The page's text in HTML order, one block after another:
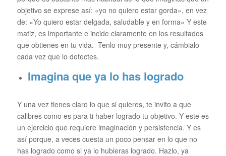
objetivo se exprese así: «yo no quiero estar gorda», en vez
de: «Yo quiero estar delgada, saludable y en forma» Y este
matiz, es importante e incide claramente en los resultados
que obtienes en tu vida. Tenlo muy presente y, cámbialo
cada vez que lo detectes.
Imagina que ya lo has logrado
Y una vez tienes claro lo que si quieres, te invito a que
calibres como es para ti haber logrado tu objetivo. Y este es
un ejercicio que requiere imaginación y persistencia. Y es
así porque, a veces cuesta un poco pensar en lo que no
has logrado como si ya lo hubieras logrado. Hazlo, ya